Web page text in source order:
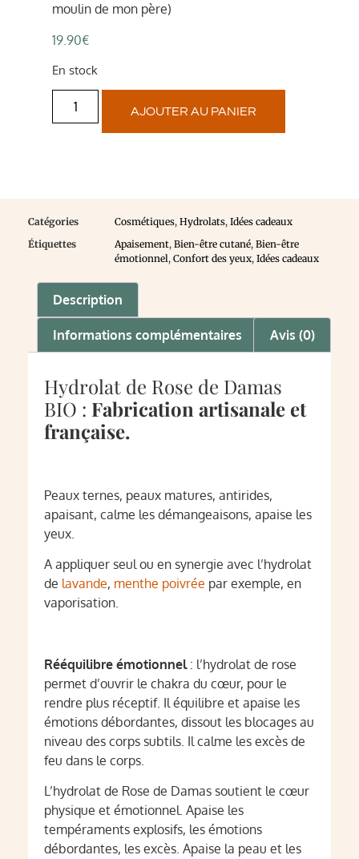
moulin de mon père)
19.90€
En stock
AJOUTER AU PANIER
Catégories Cosmétiques, Hydrolats, Idées cadeaux
Étiquettes
Apaisement, Bien-être cutané, Bien-être
émotionnel, Confort des yeux, Idées cadeaux
Description
Informations complémentaires Avis (0)
Hydrolat de Rose de Damas
BIO : Fabrication artisanale et
française.
Peaux ternes, peaux matures, antirides,
apaisant, calme les démangeaisons, apaise les
yeux.
A appliquer seul ou en synergie avec l’hydrolat
de lavande, menthe poivrée par exemple, en
vaporisation.
Rééquilibre émotionnel: l’hydrolat de rose
permet d’ouvrir le chakra du cœur, pour le
rendre plus réceptif. Il équilibre et apaise les
émotions débordantes, dissout les blocages au
niveau des corps subtils. Il calme les excès de
feu dans le corps.
L’hydrolat de Rose de Damas soutient le cœur
physique et émotionnel. Apaise les
tempéraments explosifs, les émotions
débordantes, les excès. Apaise la peau et les